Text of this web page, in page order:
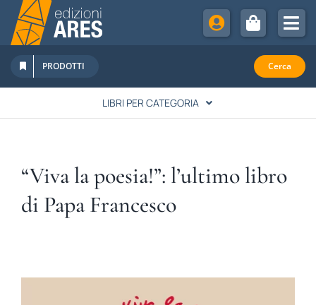
Salta
contenuto
Chi Siamo
Sostienici
Abbonamenti
Newsletter
Eventi
PRODOTTI Cerca
LIBRI PER CATEGORIA
SPIRITUALITÀ
FAMIGLIA & EDUCAZIONE
“Viva la poesia!”: l’ultimo libro
di Papa Francesco